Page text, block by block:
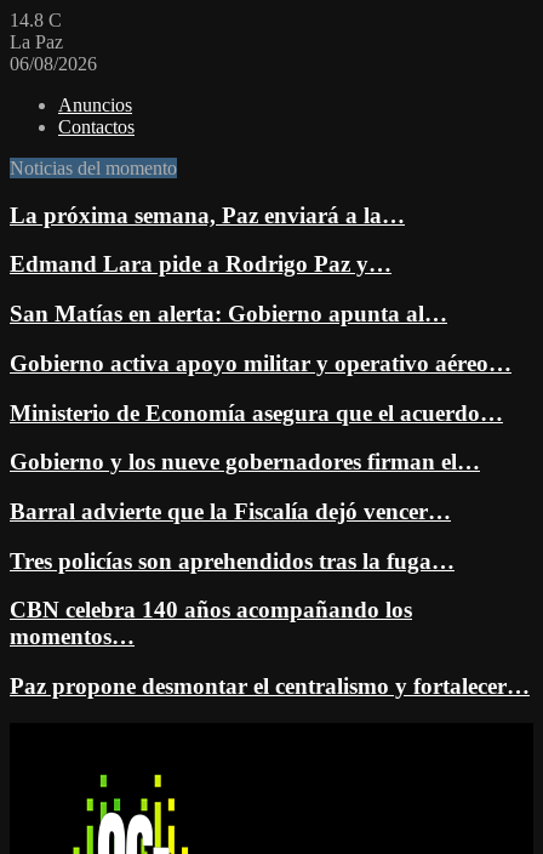
14.8 C
La Paz
06/08/2026
Anuncios
Contactos
Noticias del momento
La próxima semana, Paz enviará a la…
Edmand Lara pide a Rodrigo Paz y…
San Matías en alerta: Gobierno apunta al…
Gobierno activa apoyo militar y operativo aéreo…
Ministerio de Economía asegura que el acuerdo…
Gobierno y los nueve gobernadores firman el…
Barral advierte que la Fiscalía dejó vencer…
Tres policías son aprehendidos tras la fuga…
CBN celebra 140 años acompañando los
momentos…
Paz propone desmontar el centralismo y fortalecer…